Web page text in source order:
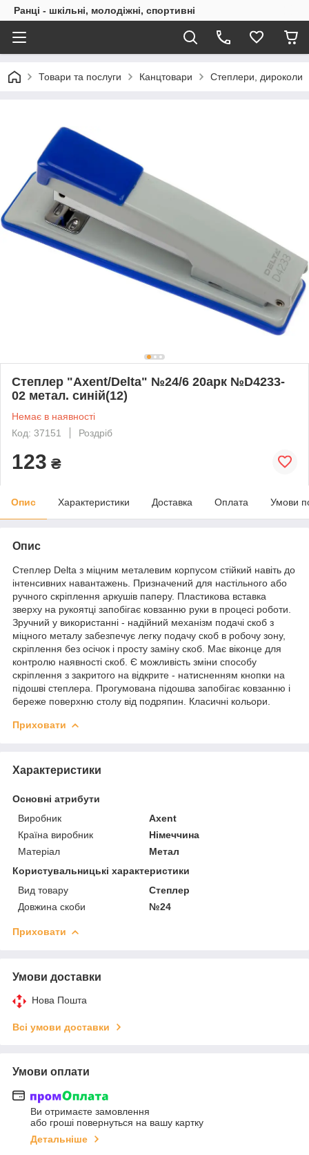
Ранці - шкільні, молодіжні, спортивні
Товари та послуги Канцтовари Степлери, дироколи
Степлер "Axent/Delta" №24/6 20арк №D4233-
02 метал. синій(12)
Немає в наявності
Код: 37151
Роздріб
123 ₴
Опис Характеристики Доставка Оплата Умови
Опис
Степлер Delta з міцним металевим корпусом стійкий навіть до
інтенсивних навантажень. Призначений для настільного або
ручного скріплення аркушів паперу. Пластикова вставка
зверху на рукоятці запобігає ковзанню руки в процесі роботи.
Зручний у використанні - надійний механізм подачі скоб з
міцного металу забезпечує легку подачу скоб в робочу зону,
скріплення без осічок і просту заміну скоб. Має віконце для
контролю наявності скоб. Є можливість зміни способу
скріплення з закритого на відкрите - натисненням кнопки на
підошві степлера. Прогумована підошва запобігає ковзанню і
береже поверхню столу від подряпин. Класичні кольори.
Приховати
Характеристики
Основні атрибути
Виробник
Axent
Країна виробник
Німеччина
Матеріал
Метал
Користувальницькі характеристики
Вид товару
Степлер
Довжина скоби
№24
Приховати
Умови доставки
Нова Пошта
Всі умови доставки
Умови оплати
Ви отримаєте замовлення
або гроші повернуться на вашу картку
Детальніше